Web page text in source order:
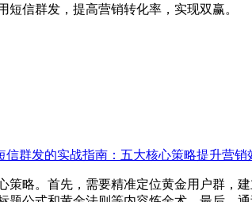
信群发，提高营销转化率，实现双赢。
信群发的实战指南：五大核心策略提升营销
策略。首先，需要精准定位黄金用户群，